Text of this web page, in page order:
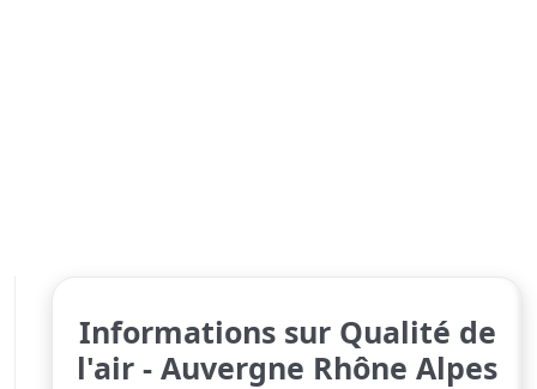
Informations sur Qualité de
l'air - Auvergne Rhône Alpes